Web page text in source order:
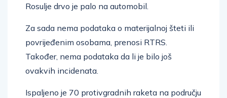
Rosulje drvo je palo na automobil.
Za sada nema podataka o materijalnoj šteti ili
povrijeđenim osobama, prenosi RTRS.
Također, nema podataka da li je bilo još
ovakvih incidenata.
Ispaljeno je 70 protivgradnih raketa na području